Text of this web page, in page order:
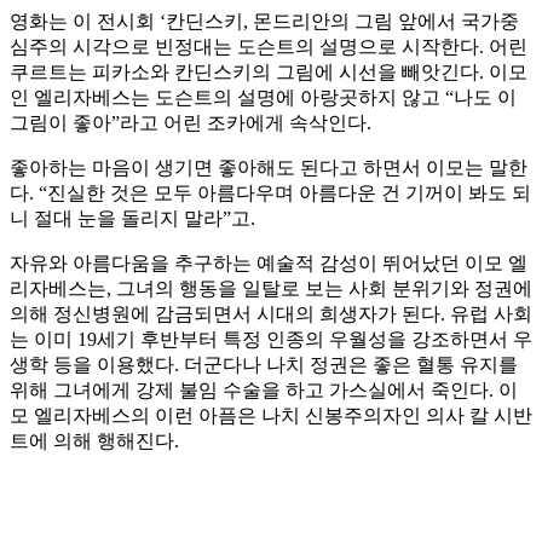
영화는 이 전시회 ‘칸딘스키, 몬드리안의 그림 앞에서 국가중
심주의 시각으로 빈정대는 도슨트의 설명으로 시작한다. 어린
쿠르트는 피카소와 칸딘스키의 그림에 시선을 빼앗긴다. 이모
인 엘리자베스는 도슨트의 설명에 아랑곳하지 않고 “나도 이
그림이 좋아”라고 어린 조카에게 속삭인다.
좋아하는 마음이 생기면 좋아해도 된다고 하면서 이모는 말한
다. “진실한 것은 모두 아름다우며 아름다운 건 기꺼이 봐도 되
니 절대 눈을 돌리지 말라”고.
자유와 아름다움을 추구하는 예술적 감성이 뛰어났던 이모 엘
리자베스는, 그녀의 행동을 일탈로 보는 사회 분위기와 정권에
의해 정신병원에 감금되면서 시대의 희생자가 된다. 유럽 사회
는 이미 19세기 후반부터 특정 인종의 우월성을 강조하면서 우
생학 등을 이용했다. 더군다나 나치 정권은 좋은 혈통 유지를
위해 그녀에게 강제 불임 수술을 하고 가스실에서 죽인다. 이
모 엘리자베스의 이런 아픔은 나치 신봉주의자인 의사 칼 시반
트에 의해 행해진다.